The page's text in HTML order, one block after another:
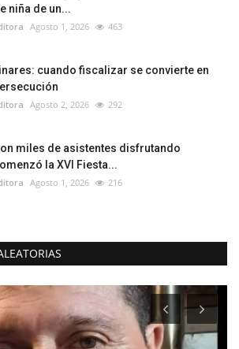
niña de un...
Agosto 1, 2026 463
cuando fiscalizar se convierte en
Agosto 2, 2026 292
miles de asistentes disfrutando
la XVI Fiesta...
Agosto 1, 2026 216